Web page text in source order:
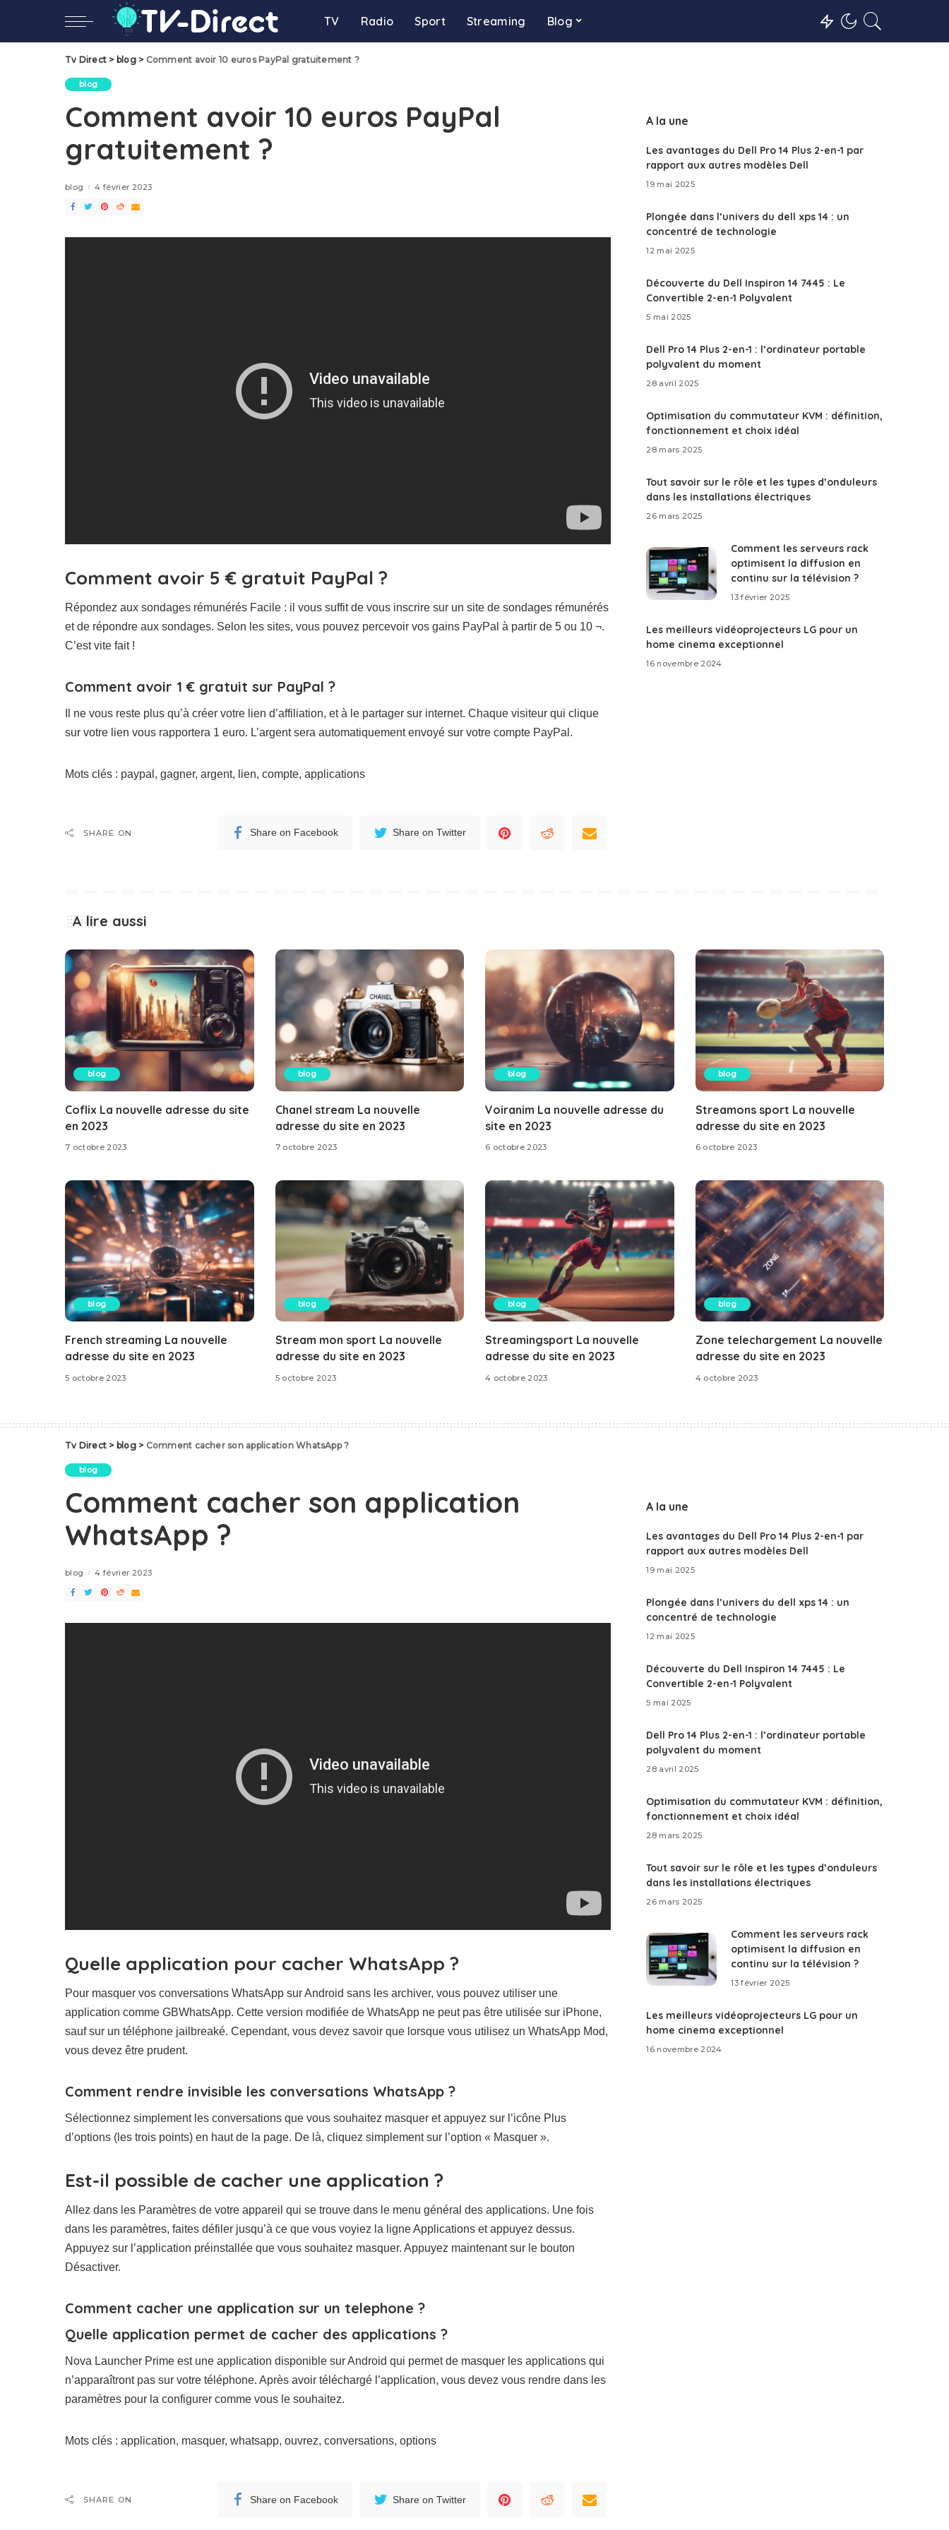
TV Radio Sport Streaming Blog
Tv Direct > blog> Comment avoir 10 euros PayPal gratuitement ?
blog
Comment avoir 10 euros PayPal
gratuitement ?
blog 4 février 2023
Comment avoir 5 € gratuit PayPal ?
Répondez aux sondages rémunérés Facile : il vous suffit de vous inscrire sur un site de sondages rémunérés
et de répondre aux sondages. Selon les sites, vous pouvez percevoir vos gains PayPal à partir de 5 ou 10 ¬.
C’est vite fait !
Comment avoir 1 € gratuit sur PayPal ?
Il ne vous reste plus qu’à créer votre lien d’affiliation, et à le partager sur internet. Chaque visiteur qui clique
sur votre lien vous rapportera 1 euro. L’argent sera automatiquement envoyé sur votre compte PayPal.
Mots clés : paypal, gagner, argent, lien, compte, applications
SHARE ON Share on Facebook Share on Twitter
A la une
Les avantages du Dell Pro 14 Plus 2-en-1 par
rapport aux autres modèles Dell
19 mai 2025
Plongée dans l’univers du dell xps 14 : un
concentré de technologie
12 mai 2025
Découverte du Dell Inspiron 14 7445 : Le
Convertible 2-en-1 Polyvalent
5 mai 2025
Dell Pro 14 Plus 2-en-1 : l’ordinateur portable
polyvalent du moment
28 avril 2025
Optimisation du commutateur KVM : définition,
fonctionnement et choix idéal
28 mars 2025
Tout savoir sur le rôle et les types d’onduleurs
dans les installations électriques
26 mars 2025
Comment les serveurs rack
optimisent la diffusion en
continu sur la télévision ?
13 février 2025
Les meilleurs vidéoprojecteurs LG pour un
home cinema exceptionnel
16 novembre 2024
A lire aussi
blog
Coflix La nouvelle adresse du site
en 2023
7 octobre 2023
blog
Chanel stream La nouvelle
adresse du site en 2023
7 octobre 2023
blog
Voiranim La nouvelle adresse du
site en 2023
6 octobre 2023
blog
Streamons sport La nouvelle
adresse du site en 2023
6 octobre 2023
blog
French streaming La nouvelle
adresse du site en 2023
5 octobre 2023
blog
Stream mon sport La nouvelle
adresse du site en 2023
5 octobre 2023
blog
Streamingsport La nouvelle
adresse du site en 2023
4 octobre 2023
blog
Zone telechargement La nouvelle
adresse du site en 2023
4 octobre 2023
Tv Direct > blog> Comment cacher son application WhatsApp ?
blog
Comment cacher son application
WhatsApp ?
blog 4 février 2023
Quelle application pour cacher WhatsApp ?
Pour masquer vos conversations WhatsApp sur Android sans les archiver, vous pouvez utiliser une
application comme GBWhatsApp. Cette version modifiée de WhatsApp ne peut pas être utilisée sur iPhone,
sauf sur un téléphone jailbreaké. Cependant, vous devez savoir que lorsque vous utilisez un WhatsApp Mod,
vous devez être prudent.
Comment rendre invisible les conversations WhatsApp ?
Sélectionnez simplement les conversations que vous souhaitez masquer et appuyez sur l’icône Plus
d’options (les trois points) en haut de la page. De là, cliquez simplement sur l’option « Masquer ».
Est-il possible de cacher une application ?
Allez dans les Paramètres de votre appareil qui se trouve dans le menu général des applications. Une fois
dans les paramètres, faites défiler jusqu’à ce que vous voyiez la ligne Applications et appuyez dessus.
Appuyez sur l’application préinstallée que vous souhaitez masquer. Appuyez maintenant sur le bouton
Désactiver.
Comment cacher une application sur un telephone ?
Quelle application permet de cacher des applications ?
Nova Launcher Prime est une application disponible sur Android qui permet de masquer les applications qui
n’apparaîtront pas sur votre téléphone. Après avoir téléchargé l’application, vous devez vous rendre dans les
paramètres pour la configurer comme vous le souhaitez.
Mots clés : application, masquer, whatsapp, ouvrez, conversations, options
SHARE ON Share on Facebook Share on Twitter
A la une
Les avantages du Dell Pro 14 Plus 2-en-1 par
rapport aux autres modèles Dell
19 mai 2025
Plongée dans l’univers du dell xps 14 : un
concentré de technologie
12 mai 2025
Découverte du Dell Inspiron 14 7445 : Le
Convertible 2-en-1 Polyvalent
5 mai 2025
Dell Pro 14 Plus 2-en-1 : l’ordinateur portable
polyvalent du moment
28 avril 2025
Optimisation du commutateur KVM : définition,
fonctionnement et choix idéal
28 mars 2025
Tout savoir sur le rôle et les types d’onduleurs
dans les installations électriques
26 mars 2025
Comment les serveurs rack
optimisent la diffusion en
continu sur la télévision ?
13 février 2025
Les meilleurs vidéoprojecteurs LG pour un
home cinema exceptionnel
16 novembre 2024